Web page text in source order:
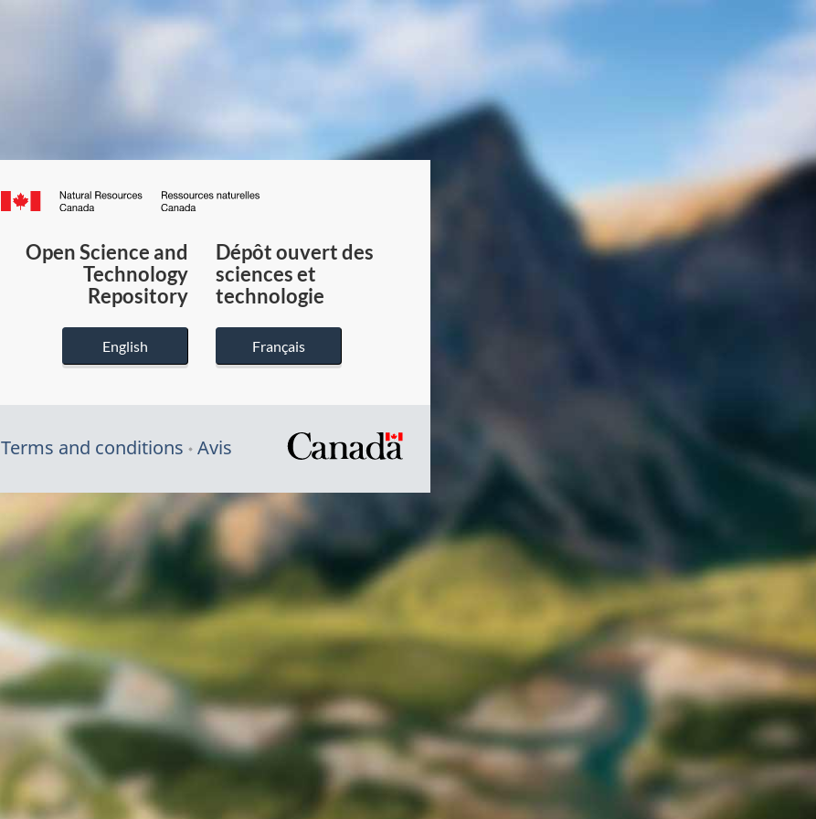
Canada.ca
du
Canada
Open Science and
Technology
Repository
English
Dépôt ouvert des
sciences et
technologie
Français
Terms and conditions Avis
/
gouvernement
du